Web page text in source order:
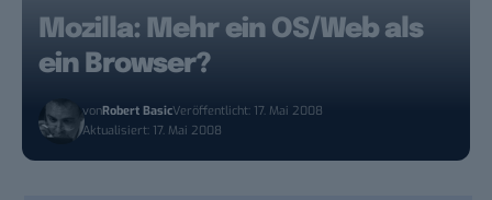
Mozilla: Mehr ein OS/Web als
ein Browser?
vonRobert BasicVeröffentlicht: 17. Mai 2008
Aktualisiert: 17. Mai 2008